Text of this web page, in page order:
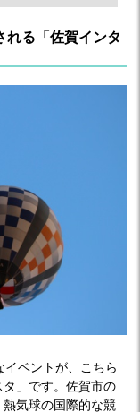
れる「佐賀インタ
ベントが、こちら
」です。佐賀市の
気球の国際的な競